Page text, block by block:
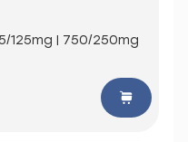
125mg | 750/250mg